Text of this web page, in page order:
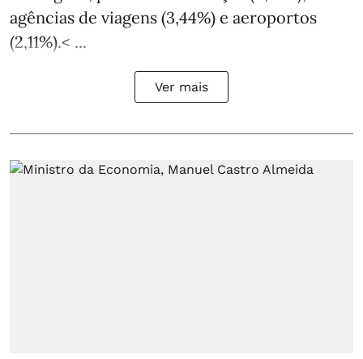
agências de viagens (3,44%) e aeroportos
(2,11%).< ...
Ver mais